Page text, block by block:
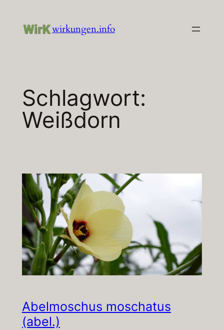
Inhalt
wirkungen.info
Schlagwort:
Weißdorn
Abelmoschus moschatus
(abel.)